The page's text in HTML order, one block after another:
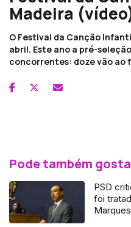
Madeira
O Festival da Canção
abril. Este ano a pré-
concorrentes: doze vão
Pode também
PSD
foi
Marques